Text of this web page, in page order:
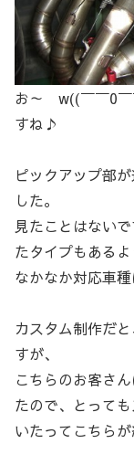
お～ w((￣￣0
すね♪
ピックアップ部
した。
見たことはない
たタイプもある
なかなか対応車
カスタム制作だ
すが、
こちらのお客さ
たので、とって
いたってこちら